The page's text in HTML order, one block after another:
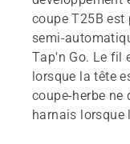
coupe T25B
semi-
Tap'n Go. Le fil
lorsque la tête
coupe-herbe ne
harnais lorsque